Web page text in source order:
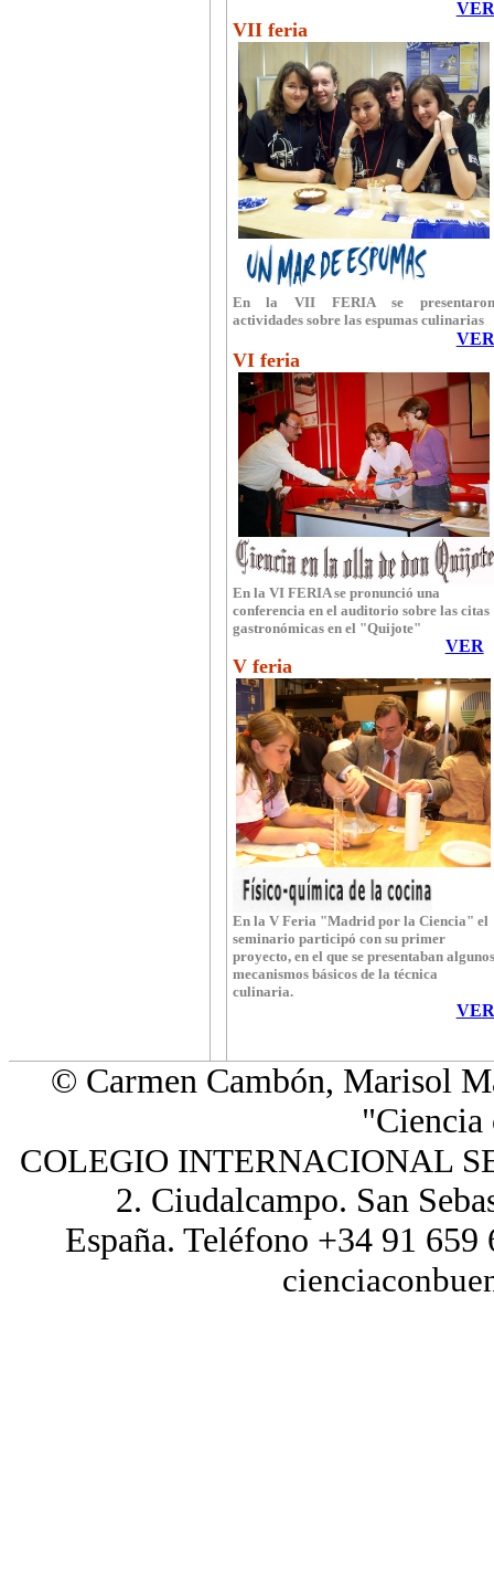
VER
VII feria
En la VII FERIA se presentaron
actividades sobre las espumas culinarias
VER
VI feria
En la VI FERIA se pronunció una
conferencia en el auditorio sobre las citas
gastronómicas en el "Quijote"
VER
V feria
En la V Feria "Madrid por la Ciencia" el
seminario participó con su primer
proyecto, en el que se presentaban algunos
mecanismos básicos de la técnica
culinaria.
VER
© Carmen Cambón, Marisol
"Ciencia
COLEGIO INTERNACIONAL
2. Ciudalcampo. San
España. Teléfono +34 91